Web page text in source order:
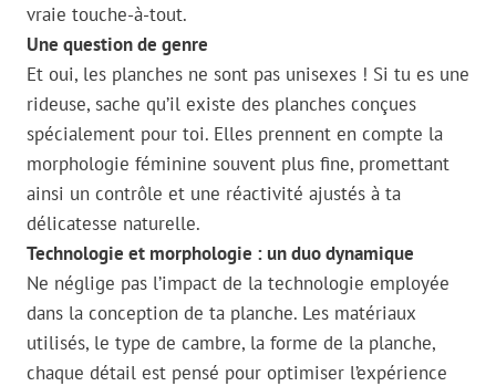
vraie touche-à-tout.
Une question de genre
Et oui, les planches ne sont pas unisexes ! Si tu es une
rideuse, sache qu’il existe des planches conçues
spécialement pour toi. Elles prennent en compte la
morphologie féminine souvent plus fine, promettant
ainsi un contrôle et une réactivité ajustés à ta
délicatesse naturelle.
Technologie et morphologie : un duo dynamique
Ne néglige pas l’impact de la technologie employée
dans la conception de ta planche. Les matériaux
utilisés, le type de cambre, la forme de la planche,
chaque détail est pensé pour optimiser l’expérience